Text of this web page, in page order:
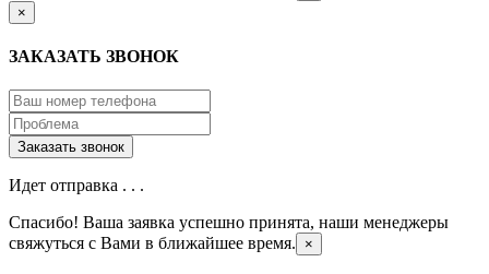
×
ЗАКАЗАТЬ ЗВОНОК
Идет отправка . . .
Спасибо! Ваша заявка успешно принята, наши менеджеры
свяжуться с Вами в ближайшее время.
×